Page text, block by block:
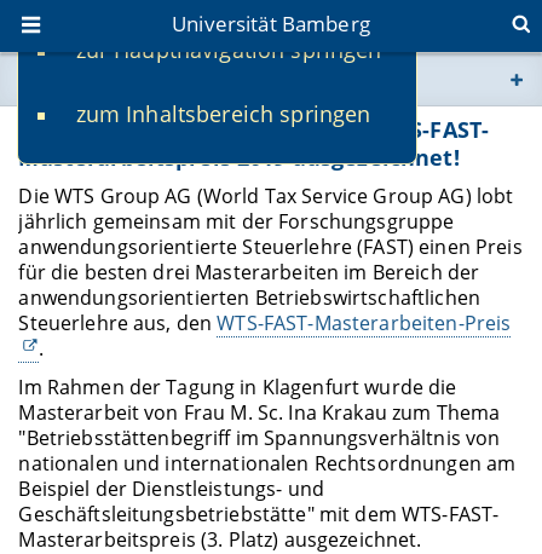
zur Hauptnavigation springen
zum Inhaltsbereich springen
Universität Bamberg
www.uni-bamberg.de
univis.uni-bamberg.de
fis.uni-bamberg.de
Ina Krakau mit dem 3. Platz des WTS-FAST-
Masterarbeitspreis 2019 ausgezeichnet!
​Die WTS Group AG (World Tax Service Group AG) lobt
jährlich gemeinsam mit der Forschungsgruppe
anwendungsorientierte Steuerlehre (FAST) einen Preis
für die besten drei Masterarbeiten im Bereich der
anwendungsorientierten Betriebswirtschaftlichen
Steuerlehre aus, denWTS-FAST-Masterarbeiten-Preis
.
Im Rahmen der Tagung in Klagenfurt wurde die
Masterarbeit von Frau M. Sc. Ina Krakau zum Thema
"Betriebsstättenbegriff im Spannungsverhältnis von
nationalen und internationalen Rechtsordnungen am
Beispiel der Dienstleistungs- und
Geschäftsleitungsbetriebstätte" mit dem WTS-FAST-
Masterarbeitspreis (3. Platz) ausgezeichnet.